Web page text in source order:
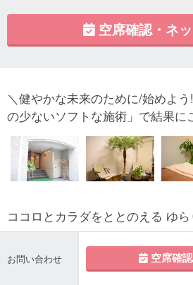
空席確認・ネ
＼健やかな未来のために/始めよ
の少ないソフトな施術」で結果
ココロとカラダをととのえる ゆ
お問い合わせ 空席確